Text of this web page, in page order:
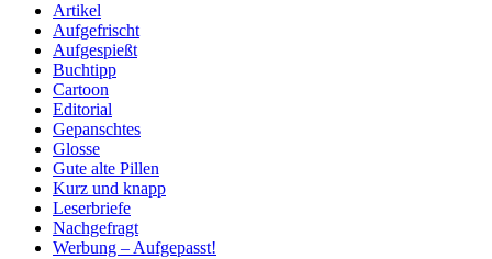
Artikel
Aufgefrischt
Aufgespießt
Buchtipp
Cartoon
Editorial
Gepanschtes
Glosse
Gute alte Pillen
Kurz und knapp
Leserbriefe
Nachgefragt
Werbung – Aufgepasst!